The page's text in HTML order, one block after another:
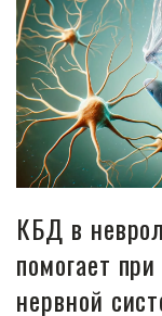
КБД в
помогает
нервной